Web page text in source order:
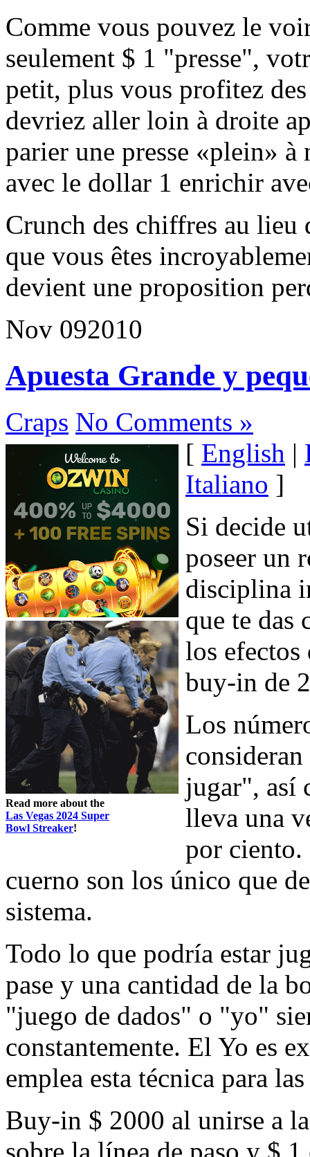
Comme vous pouvez le
seulement $ 1 "presse",
petit, plus vous profitez
devriez aller loin à droite
parier une presse «plein»
avec le dollar 1 enrichir
Crunch des chiffres au lieu
que vous êtes
devient une proposition
Nov 092010
Apuesta Grande y
Craps No Comments »
Read more about the
Las Vegas 2024 Super
Bowl Streaker!
[ English |
Italiano ]
Si decide
poseer un
disciplina
que te das
los
buy-in de
Los
jugar", así
lleva una
por ciento.
cuerno son los único que
sistema.
Todo lo que podría estar
pase y una cantidad de la
"juego de dados" o "yo"
constantemente. El Yo es
emplea esta técnica para
Buy-in $ 2000 al unirse a
sobre la línea de paso y $